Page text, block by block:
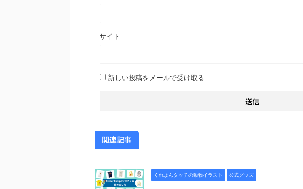
サイト
新しい投稿をメールで受け取る
関連記事
くれよんタッチの動物イラスト 公式グッズ